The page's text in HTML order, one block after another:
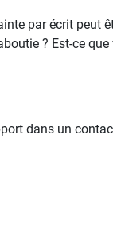
par écrit peut
? Est-ce
dans un